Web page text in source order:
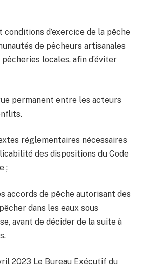
d’exercice de la pêche
de pêcheurs artisanales
locales, afin d’éviter
permanent entre les acteurs
réglementaires nécessaires
des dispositions du Code
;
accords de pêche autorisant des
dans les eaux sous
avant de décider de la suite à
2023 Le Bureau Exécutif du